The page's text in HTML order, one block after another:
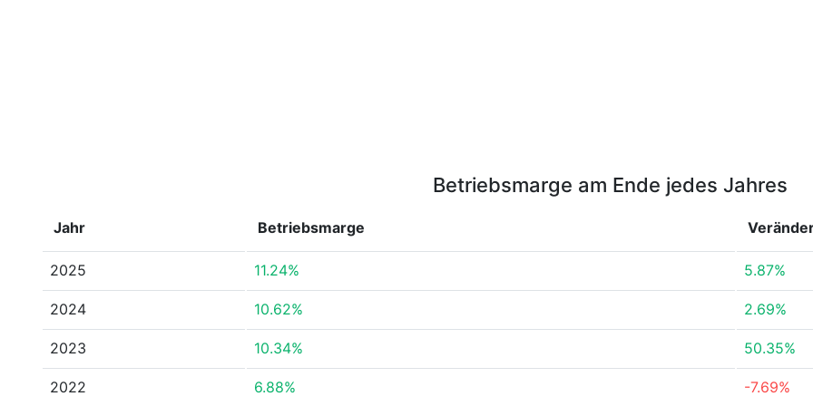
Betriebsmarge am Ende jedes Jahres
Jahr Betriebsmarge
2025 11.24% 5.87%
2024 10.62% 2.69%
2023 10.34% 50.35%
2022 6.88% -7.69%